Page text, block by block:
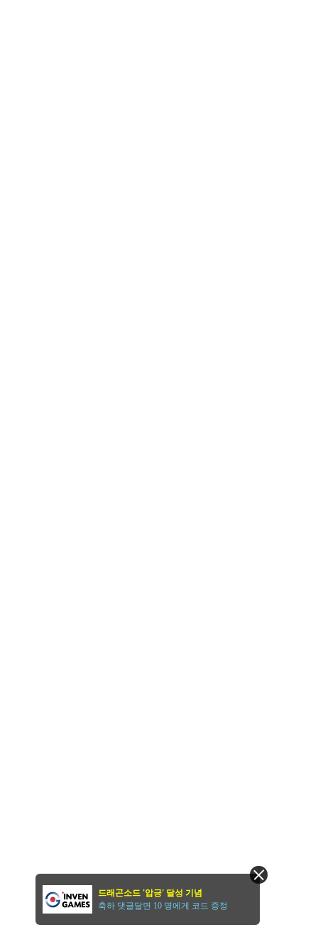
드래곤소드 '압긍' 달성 기념
축하 댓글달면 10 명에게 코드 증정